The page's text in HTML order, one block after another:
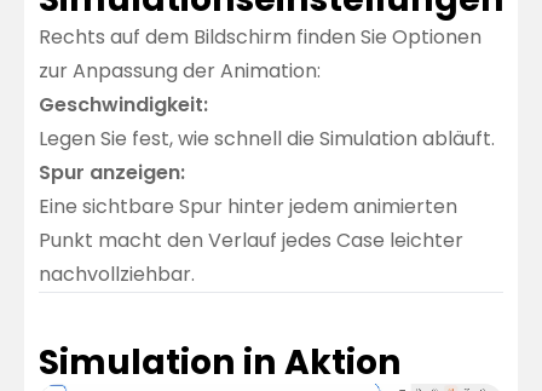
Rechts auf dem Bildschirm finden Sie Optionen
zur Anpassung der Animation:
Geschwindigkeit:
Legen Sie fest, wie schnell die Simulation abläuft.
Spur anzeigen:
Eine sichtbare Spur hinter jedem animierten
Punkt macht den Verlauf jedes Case leichter
nachvollziehbar.
Simulation in Aktion